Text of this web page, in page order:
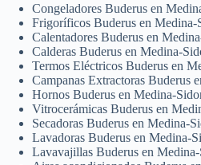
Congeladores Buderus en
Frigoríficos Buderus en Medina-
Calentadores Buderus en
Calderas Buderus en Medina-
Termos Eléctricos Buderus en
Campanas Extractoras Buderus
Hornos Buderus en Medina-
Vitrocerámicas Buderus en
Secadoras Buderus en Medina-
Lavadoras Buderus en Medina-
Lavavajillas Buderus en